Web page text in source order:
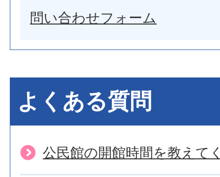
問い合わせフォーム
よくある質問
公民館の開館時間を教えて